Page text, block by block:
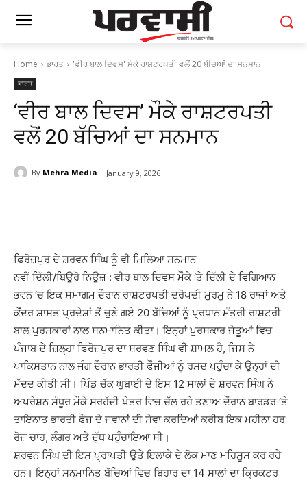
Home ਭਾਰਤ 'ਵੀਰ ਬਾਲ ਦਿਵਸ' ਮੌਕੇ ਰਾਸ਼ਟਰਪਤੀ ਵਲੋਂ 20 ਬੱਚਿਆਂ ਦਾ ਸਨਮਾਨ
ਭਾਰਤ
‘ਵੀਰ ਬਾਲ ਦਿਵਸ’ ਮੌਕੇ ਰਾਸ਼ਟਰਪਤੀ
ਵਲੋਂ 20 ਬੱਚਿਆਂ ਦਾ ਸਨਮਾਨ
By Mehra Media January 9, 2026
ਫਿਰੋਜ਼ਪੁਰ ਦੇ ਸ਼ਰਵਨ ਸਿੰਘ ਨੂੰ ਵੀ ਮਿਲਿਆ ਸਨਮਾਨ
ਨਵੀਂ ਦਿੱਲੀ/ਬਿਊਰੋ ਨਿਊਜ਼ : ਵੀਰ ਬਾਲ ਦਿਵਸ ਮੌਕੇ ‘ਤੇ ਦਿੱਲੀ ਦੇ ਵਿਗਿਆਨ
ਭਵਨ ‘ਚ ਇਕ ਸਮਾਗਮ ਦੌਰਾਨ ਰਾਸ਼ਟਰਪਤੀ ਦਰੋਪਦੀ ਮੁਰਮੂ ਨੇ 18 ਰਾਜਾਂ ਅਤੇ
ਕੇਂਦਰ ਸ਼ਾਸਤ ਪ੍ਰਦੇਸ਼ਾਂ ਤੋਂ ਚੁਣੇ ਗਏ 20 ਬੱਚਿਆਂ ਨੂੰ ਪ੍ਰਧਾਨ ਮੰਤਰੀ ਰਾਸ਼ਟਰੀ
ਬਾਲ ਪੁਰਸਕਾਰਾਂ ਨਾਲ ਸਨਮਾਨਿਤ ਕੀਤਾ। ਇਨ੍ਹਾਂ ਪੁਰਸਕਾਰ ਜੇਤੂਆਂ ਵਿਚ
ਪੰਜਾਬ ਦੇ ਜ਼ਿਲ੍ਹਾ ਫਿਰੋਜ਼ਪੁਰ ਦਾ ਸ਼ਰਵਣ ਸਿੰਘ ਵੀ ਸ਼ਾਮਲ ਹੈ, ਜਿਸ ਨੇ
ਪਾਕਿਸਤਾਨ ਨਾਲ ਜੰਗ ਦੌਰਾਨ ਭਾਰਤੀ ਫੌਜੀਆਂ ਨੂੰ ਰਸਦ ਪਹੁੰਚਾ ਕੇ ਉਨ੍ਹਾਂ ਦੀ
ਮੱਦਦ ਕੀਤੀ ਸੀ। ਪਿੰਡ ਚੱਕ ਘੁਬਾਈ ਦੇ ਇਸ 12 ਸਾਲਾਂ ਦੇ ਸ਼ਰਵਨ ਸਿੰਘ ਨੇ
ਅਪਰੇਸ਼ਨ ਸੰਧੂਰ ਮੌਕੇ ਸਰਹੱਦੀ ਖੇਤਰ ਵਿਚ ਚੱਲ ਰਹੇ ਤਣਾਅ ਦੌਰਾਨ ਬਾਰਡਰ ‘ਤੇ
ਤਾਇਨਾਤ ਭਾਰਤੀ ਫੌਜ ਦੇ ਜਵਾਨਾਂ ਦੀ ਸੇਵਾ ਕਰਦਿਆਂ ਕਰੀਬ ਇਕ ਮਹੀਨਾ ਹਰ
ਰੋਜ਼ ਚਾਹ, ਲੰਗਰ ਅਤੇ ਦੁੱਧ ਪਹੁੰਚਾਇਆ ਸੀ।
ਸ਼ਰਵਨ ਸਿੰਘ ਦੀ ਇਸ ਪ੍ਰਾਪਤੀ ਉਤੇ ਇਲਾਕੇ ਦੇ ਲੋਕ ਮਾਣ ਮਹਿਸੂਸ ਕਰ ਰਹੇ
ਹਨ। ਇਨ੍ਹਾਂ ਸਨਮਾਨਿਤ ਬੱਚਿਆਂ ਵਿਚ ਬਿਹਾਰ ਦਾ 14 ਸਾਲਾਂ ਦਾ ਕ੍ਰਿਕਟਰ